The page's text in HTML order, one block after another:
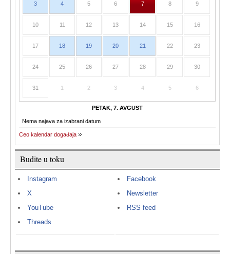
3 4 5 6 7 8 9
10 11 12 13 14 15 16
17 18 19 20 21 22 23
24 25 26 27 28 29 30
31 1 2 3 4 5 6
PETAK, 7. AVGUST
Nema najava za izabrani datum
Ceo kalendar događaja
Budite u toku
Instagram
X
YouTube
Threads
Facebook
Newsletter
RSS feed